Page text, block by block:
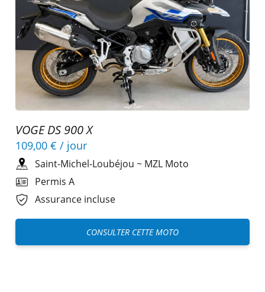
VOGE DS 900 X
109,00 € / jour
Saint-Michel-Loubéjou ~ MZL Moto
Permis A
Assurance incluse
CONSULTER CETTE MOTO